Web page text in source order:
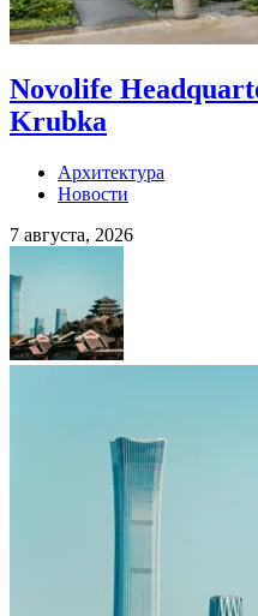
Novolife
Krubka
Архитектура
Новости
7 августа, 2026